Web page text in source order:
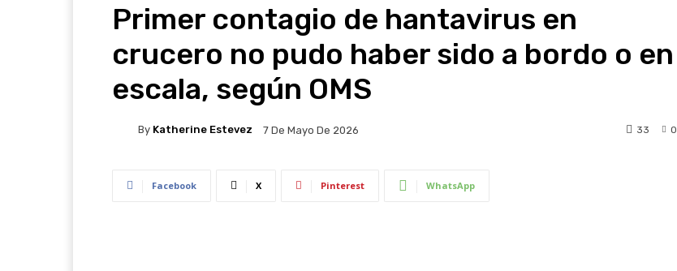
Primer contagio de hantavirus en
crucero no pudo haber sido a bordo o en
escala, según OMS
By Katherine Estevez 7 De Mayo De 2026 0
33
Facebook X Pinterest WhatsApp